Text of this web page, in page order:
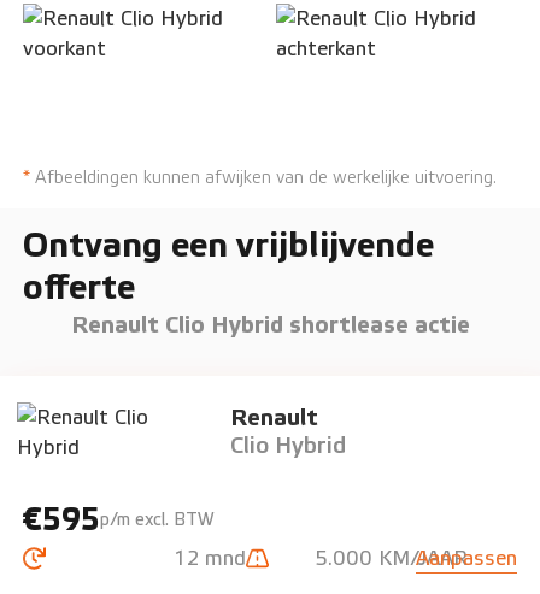
* Afbeeldingen kunnen afwijken van de werkelijke uitvoering.
Ontvang een vrijblijvende
offerte
Renault Clio Hybrid shortlease actie
Renault
Clio Hybrid
€595p/m excl. BTW
12 mnd 5.000 KM/JAARAanpassen